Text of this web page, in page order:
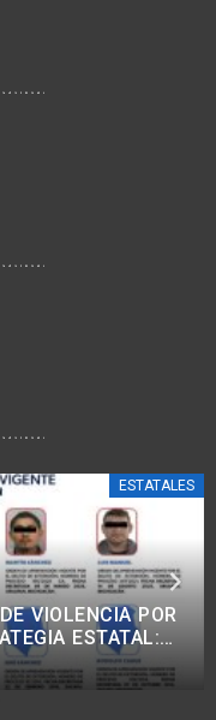
ESTATALES
CLAUDIA